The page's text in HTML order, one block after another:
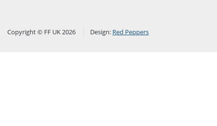
Copyright © FF UK 2026 Design: Red Peppers